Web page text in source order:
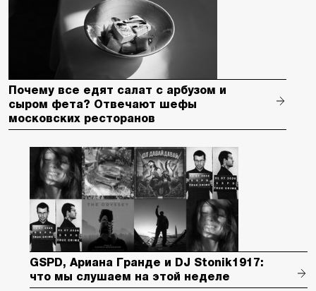
Почему все едят салат с арбузом и
сыром фета? Отвечают шефы
московских ресторанов
GSPD, Ариана Гранде и DJ Stonik1917:
что мы слушаем на этой неделе